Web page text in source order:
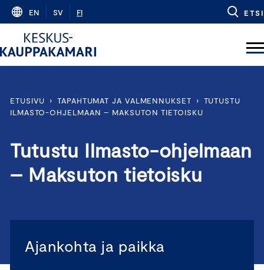
Skip
content
EN SV FI ETSI
ETUSIVU › TAPAHTUMAT JA VALMENNUKSET › TUTUSTU
ILMASTO-OHJELMAAN – MAKSUTON TIETOISKU
Tutustu Ilmasto-ohjelmaan
– Maksuton tietoisku
Ajankohta ja paikka